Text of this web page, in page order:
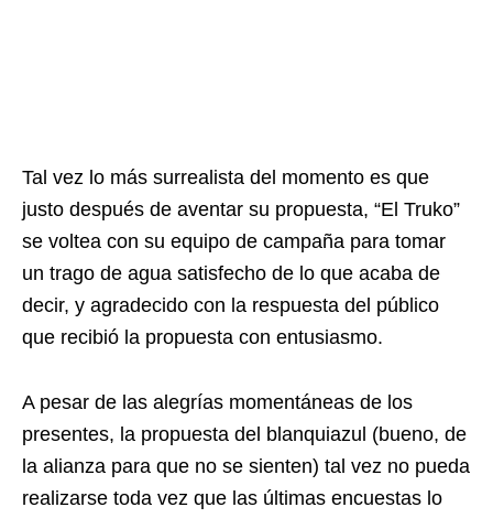
Tal vez lo más surrealista del momento es que
justo después de aventar su propuesta, “El Truko”
se voltea con su equipo de campaña para tomar
un trago de agua satisfecho de lo que acaba de
decir, y agradecido con la respuesta del público
que recibió la propuesta con entusiasmo.
A pesar de las alegrías momentáneas de los
presentes, la propuesta del blanquiazul (bueno, de
la alianza para que no se sienten) tal vez no pueda
realizarse toda vez que las últimas encuestas lo